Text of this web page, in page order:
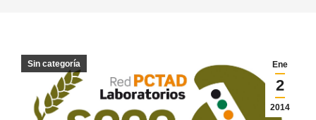
Ene
2
2014
Sin categoría